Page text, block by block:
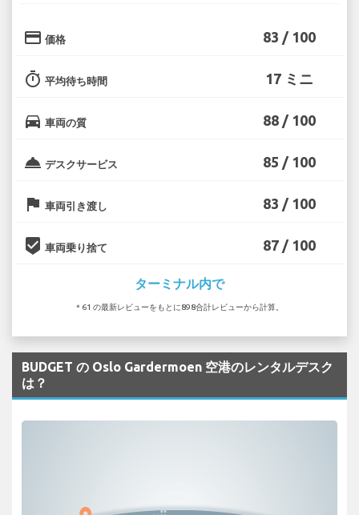
credit_card 価格 83 / 100
timer 平均待ち時間 17 ミニ
directions_car 車両の質 88 / 100
room_service デスクサービス 85 / 100
flag 車両引き渡し 83 / 100
beenhere 車両乗り捨て 87 / 100
ターミナル内で
* 61 の最新レビューをもとに898合計レビューから計算。
BUDGET の Oslo Gardermoen 空港のレンタルデスク
は？